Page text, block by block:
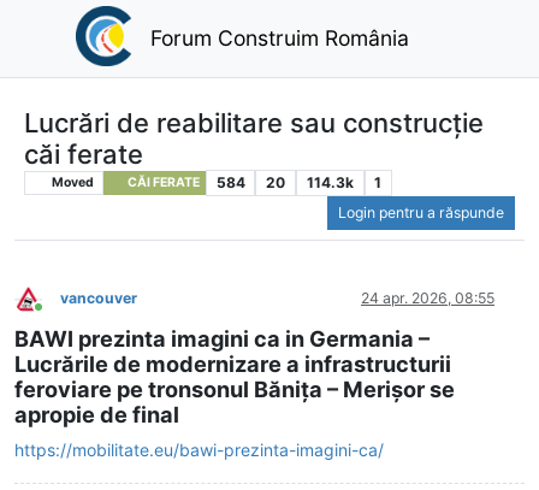
Forum Construim România
Lucrări de reabilitare sau construcție
căi ferate
Moved CĂI FERATE 584 20 114.3k
1
Login pentru a răspunde
Conectat
vancouver 24 apr. 2026, 08:55
BAWI prezinta imagini ca in Germania –
Lucrările de modernizare a infrastructurii
feroviare pe tronsonul Bănița – Merișor se
apropie de final
https://mobilitate.eu/bawi-prezinta-imagini-ca/